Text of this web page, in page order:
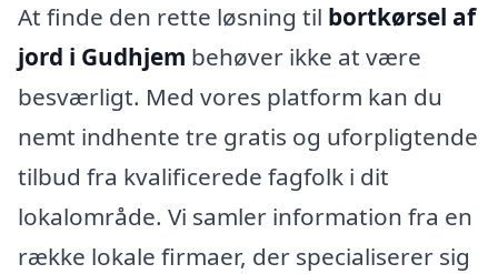
At finde den rette løsning til bortkørsel af
jord i Gudhjem behøver ikke at være
besværligt. Med vores platform kan du
nemt indhente tre gratis og uforpligtende
tilbud fra kvalificerede fagfolk i dit
lokalområde. Vi samler information fra en
række lokale firmaer, der specialiserer sig